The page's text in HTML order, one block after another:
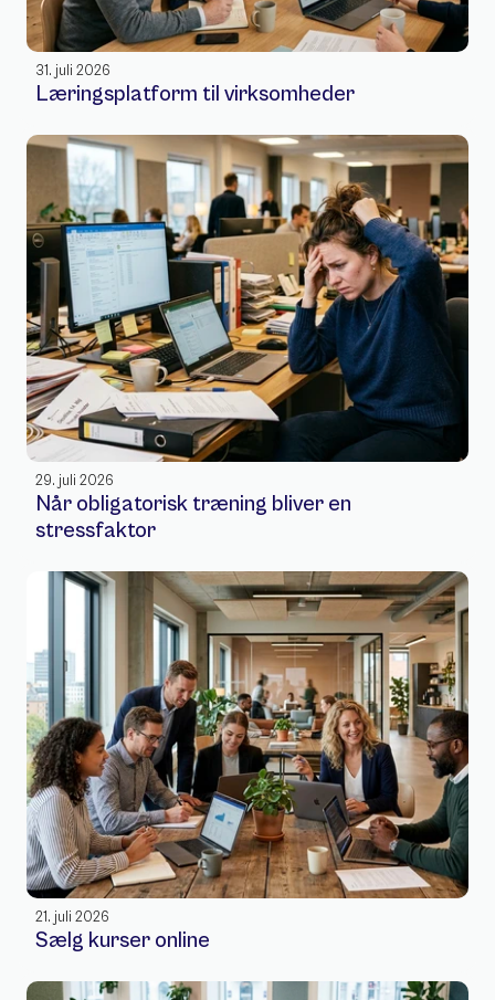
31. juli 2026
Læringsplatform til virksomheder
29. juli 2026
Når obligatorisk træning bliver en
stressfaktor
21. juli 2026
Sælg kurser online